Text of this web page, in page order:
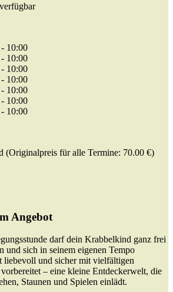
10:00
10:00
10:00
10:00
10:00
10:00
10:00
für alle Termine: 70.00 €)
Angebot
darf dein Krabbelkind ganz frei
und sich in seinem eigenen Tempo
liebevoll und sicher mit vielfältigen
– eine kleine Entdeckerwelt, die
Staunen und Spielen einlädt.